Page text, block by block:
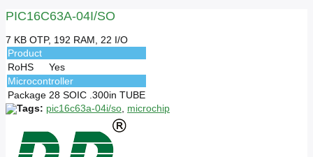
PIC16C63A-04I/SO
7 KB OTP, 192 RAM, 22 I/O
Product
RoHS
Yes
Microcontroller
Package 28 SOIC .300in TUBE
Tags: pic16c63a-04i/so microchip